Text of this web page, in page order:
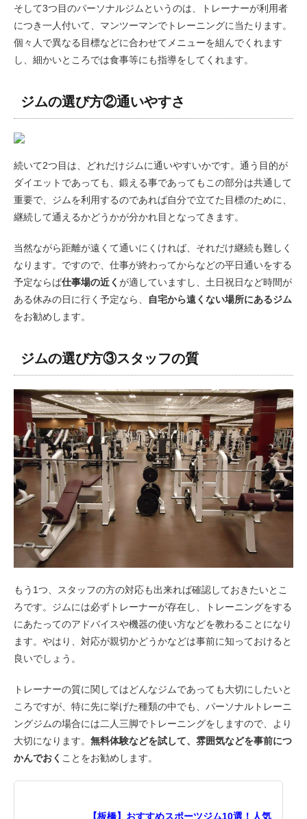
そして3つ目のパーソナルジムというのは、トレーナーが利用者
につき一人付いて、マンツーマンでトレーニングに当たります。
個々人で異なる目標などに合わせてメニューを組んでくれます
し、細かいところでは食事等にも指導をしてくれます。
ジムの選び方②通いやすさ
続いて2つ目は、どれだけジムに通いやすいかです。通う目的が
ダイエットであっても、鍛える事であってもこの部分は共通して
重要で、ジムを利用するのであれば自分で立てた目標のために、
継続して通えるかどうかが分かれ目となってきます。
当然ながら距離が遠くて通いにくければ、それだけ継続も難しく
なります。ですので、仕事が終わってからなどの平日通いをする
予定ならば仕事場の近く が適していますし、土日祝日など時間が
ある休みの日に行く予定なら、
自宅から遠くない場所にあるジム
をお勧めします。
ジムの選び方③スタッフの質
もう1つ、スタッフの方の対応も出来れば確認しておきたいとこ
ろです。ジムには必ずトレーナーが存在し、トレーニングをする
にあたってのアドバイスや機器の使い方などを教わることになり
ます。やはり、対応が親切かどうかなどは事前に知っておけると
良いでしょう。
トレーナーの質に関してはどんなジムであっても大切にしたいと
ころですが、特に先に挙げた種類の中でも、パーソナルトレーニ
ングジムの場合には二人三脚でトレーニングをしますので、より
大切になります。 無料体験などを試して、雰囲気などを事前につ
かんでおく ことをお勧めします。
【板橋】おすすめスポーツジム10選！人気